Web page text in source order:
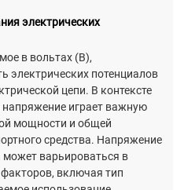
электрических
в вольтах (В),
электрических потенциалов
цепи. В контексте
напряжение играет важную
мощности и общей
средства. Напряжение
может варьироваться в
включая тип